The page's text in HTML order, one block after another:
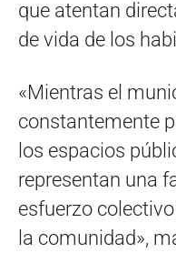
que atentan
de vida de los
«Mientras el
constantemente
los espacios
representan una
esfuerzo
la comunidad»,